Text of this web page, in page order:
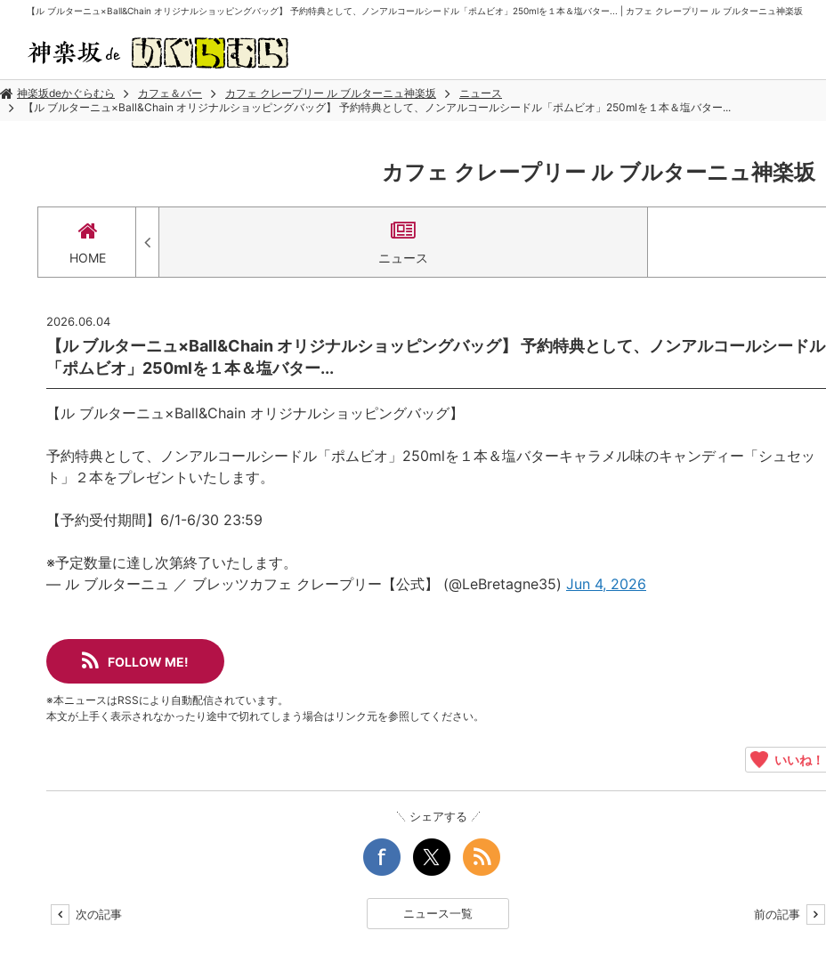
【ル ブルターニュ×Ball&Chain オリジナルショッピングバッグ】 予約特典として、ノンアルコールシードル「ポムビオ」250mlを１本＆塩バター... | カフェ クレープリー ル ブルターニュ神楽坂
神楽坂deかぐらむら カフェ＆バー カフェ クレープリー ル ブルターニュ神楽坂
ニュース
【ル ブルターニュ×Ball&Chain オリジナルショッピングバッグ】 予約特典として、ノンアルコールシードル「ポムビオ」250mlを１本＆塩バター...
カフェ クレープリー ル ブルターニュ神楽坂
HOME ニュース
2026.06.04
【ル ブルターニュ×Ball&Chain オリジナルショッピングバッグ】 予約特典として、ノンアルコールシードル
「ポムビオ」250mlを１本＆塩バター...
【ル ブルターニュ×Ball&Chain オリジナルショッピングバッグ】
予約特典として、ノンアルコールシードル「ポムビオ」250mlを１本＆塩バターキャラメル味のキャンディー「シュセッ
ト」２本をプレゼントいたします。
【予約受付期間】6/1-6/30 23:59
※予定数量に達し次第終了いたします。
— ル ブルターニュ ／ ブレッツカフェ クレープリー【公式】 (@LeBretagne35) Jun 4, 2026
FOLLOW ME!
※本ニュースはRSSにより自動配信されています。
本文が上手く表示されなかったり途中で切れてしまう場合はリンク元を参照してください。
いいね！
シェアする
次の記事 ニュース一覧 前の記事